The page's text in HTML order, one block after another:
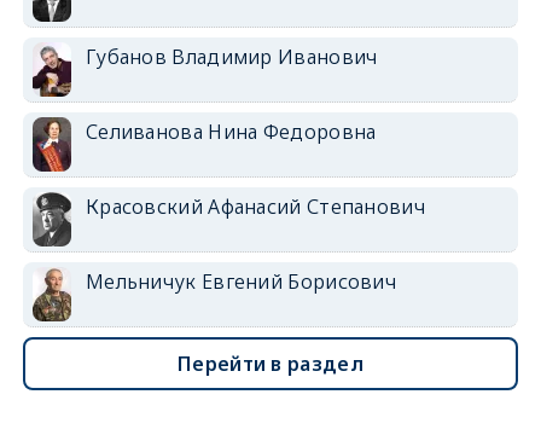
Губанов Владимир Иванович
Селиванова Нина Федоровна
Красовский Афанасий Степанович
Мельничук Евгений Борисович
Перейти в раздел